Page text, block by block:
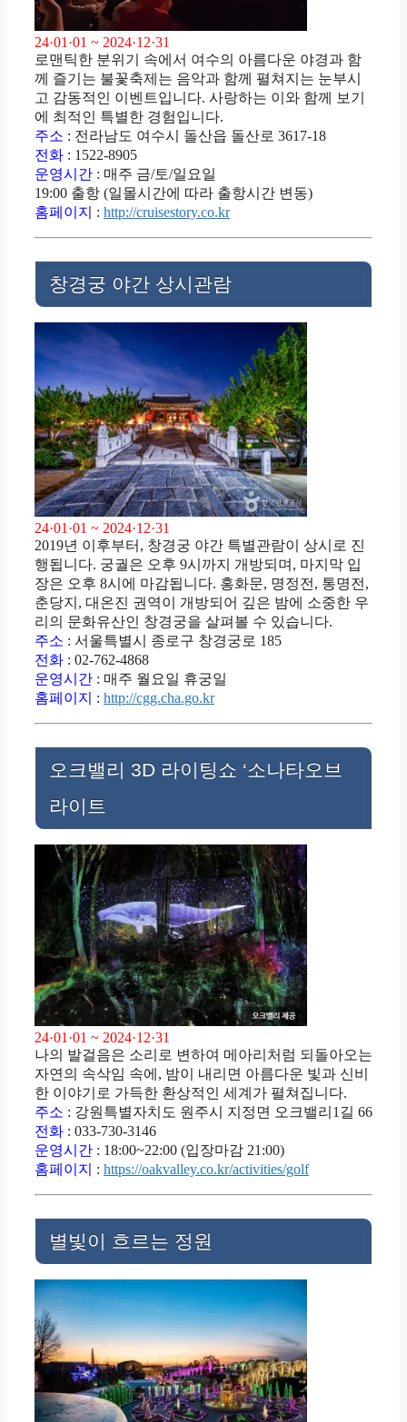
24·01·01 ~ 2024·12·31
로맨틱한 분위기 속에서 여수의 아름다운 야경과 함
께 즐기는 불꽃축제는 음악과 함께 펼쳐지는 눈부시
고 감동적인 이벤트입니다. 사랑하는 이와 함께 보기
에 최적인 특별한 경험입니다.
주소 : 전라남도 여수시 돌산읍 돌산로 3617-18
전화 : 1522-8905
운영시간 : 매주 금/토/일요일
19:00 출항 (일몰시간에 따라 출항시간 변동)
홈페이지
: http://cruisestory.co.kr
창경궁 야간 상시관람
24·01·01 ~ 2024·12·31
2019년 이후부터, 창경궁 야간 특별관람이 상시로 진
행됩니다. 궁궐은 오후 9시까지 개방되며, 마지막 입
장은 오후 8시에 마감됩니다. 홍화문, 명정전, 통명전,
춘당지, 대온진 권역이 개방되어 깊은 밤에 소중한 우
리의 문화유산인 창경궁을 살펴볼 수 있습니다.
주소 : 서울특별시 종로구 창경궁로 185
전화 : 02-762-4868
운영시간 : 매주 월요일 휴궁일
홈페이지
: http://cgg.cha.go.kr
오크밸리 3D 라이팅쇼 ‘소나타오브
라이트
24·01·01 ~ 2024·12·31
나의 발걸음은 소리로 변하여 메아리처럼 되돌아오는
자연의 속삭임 속에, 밤이 내리면 아름다운 빛과 신비
한 이야기로 가득한 환상적인 세계가 펼쳐집니다.
주소 : 강원특별자치도 원주시 지정면 오크밸리1길 66
전화 : 033-730-3146
운영시간 : 18:00~22:00 (입장마감 21:00)
홈페이지
: https://oakvalley.co.kr/activities/golf
별빛이 흐르는 정원